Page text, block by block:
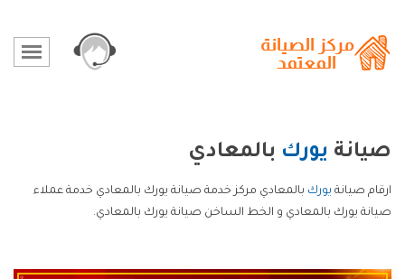
صيانة يورك بالمعادي
ارقام صيانة يورك بالمعادي مركز خدمة صيانة يورك بالمعادي خدمة عملاء
صيانة يورك بالمعادي و الخط الساخن صيانة يورك بالمعادي.